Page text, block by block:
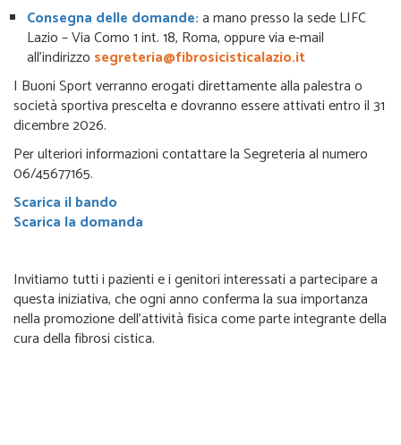
Consegna delle domande:a mano presso la sede LIFC
Lazio – Via Como 1 int. 18, Roma, oppure via e-mail
all’indirizzo segreteria@fibrosicisticalazio.it
I Buoni Sport verranno erogati direttamente alla palestra o
società sportiva prescelta e dovranno essere attivati entro il 31
dicembre 2026.
Per ulteriori informazioni contattare la Segreteria al numero
06/45677165.
Scarica il bando
Scarica la domanda
Invitiamo tutti i pazienti e i genitori interessati a partecipare a
questa iniziativa, che ogni anno conferma la sua importanza
nella promozione dell’attività fisica come parte integrante della
cura della fibrosi cistica.